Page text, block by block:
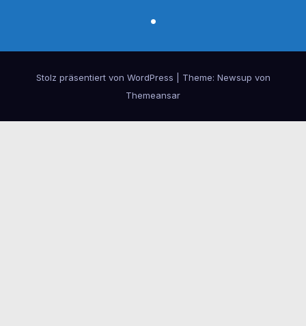
.
Stolz präsentiert von WordPress Theme: Newsup von
Themeansar